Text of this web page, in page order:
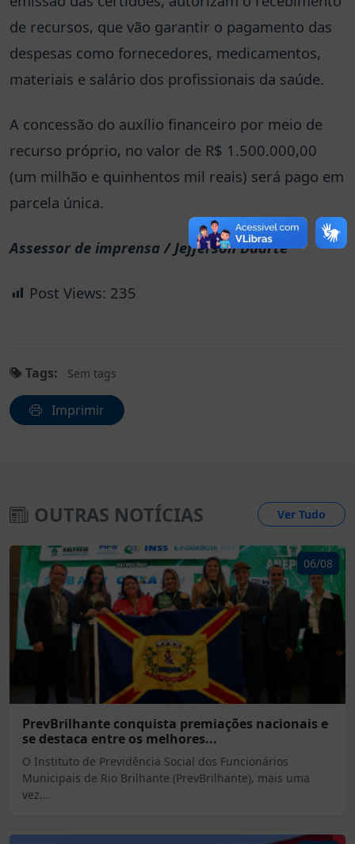
de recursos, que vão garantir o pagamento das
despesas como fornecedores, medicamentos,
materiais e salário dos profissionais da saúde.
A concessão do auxílio financeiro por meio de
recurso próprio, no valor de R$ 1.500.000,00
(um milhão e quinhentos mil reais) será pago em
parcela única.
Assessor de imprensa / Jefferson Duarte
Post Views: 235
Tags: Sem tags
Imprimir
OUTRAS NOTÍCIAS Ver Tudo
06/08
PrevBrilhante conquista premiações nacionais e
se destaca entre os melhores...
O Instituto de Previdência Social dos Funcionários
Municipais de Rio Brilhante (PrevBrilhante), mais uma
vez...